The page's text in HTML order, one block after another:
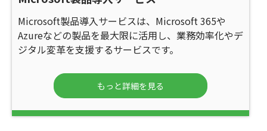
Microsoft製品導入サービスは、Microsoft 365や
Azureなどの製品を最大限に活用し、業務効率化やデ
ジタル変革を支援するサービスです。
もっと詳細を見る